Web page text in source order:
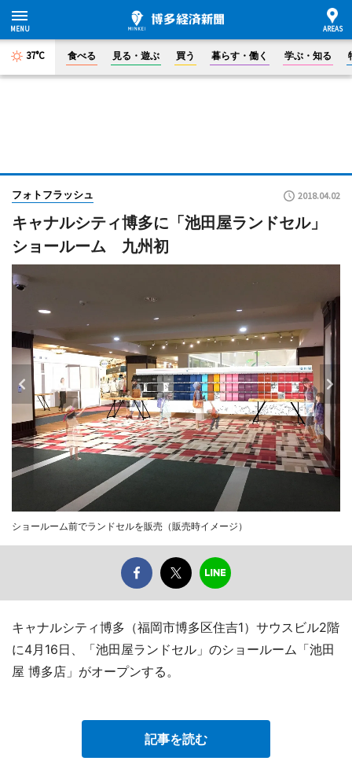
37°C 食べる 見る・遊ぶ 買う 暮らす・働く 学ぶ・知る
フォトフラッシュ 2018.04.02
キャナルシティ博多に「池田屋ランドセル」
ショールーム 九州初
ショールーム前でランドセルを販売（販売時イメージ）
キャナルシティ博多（福岡市博多区住吉1）サウスビル2階
に4月16日、「池田屋ランドセル」のショールーム「池田
屋 博多店」がオープンする。
記事を読む